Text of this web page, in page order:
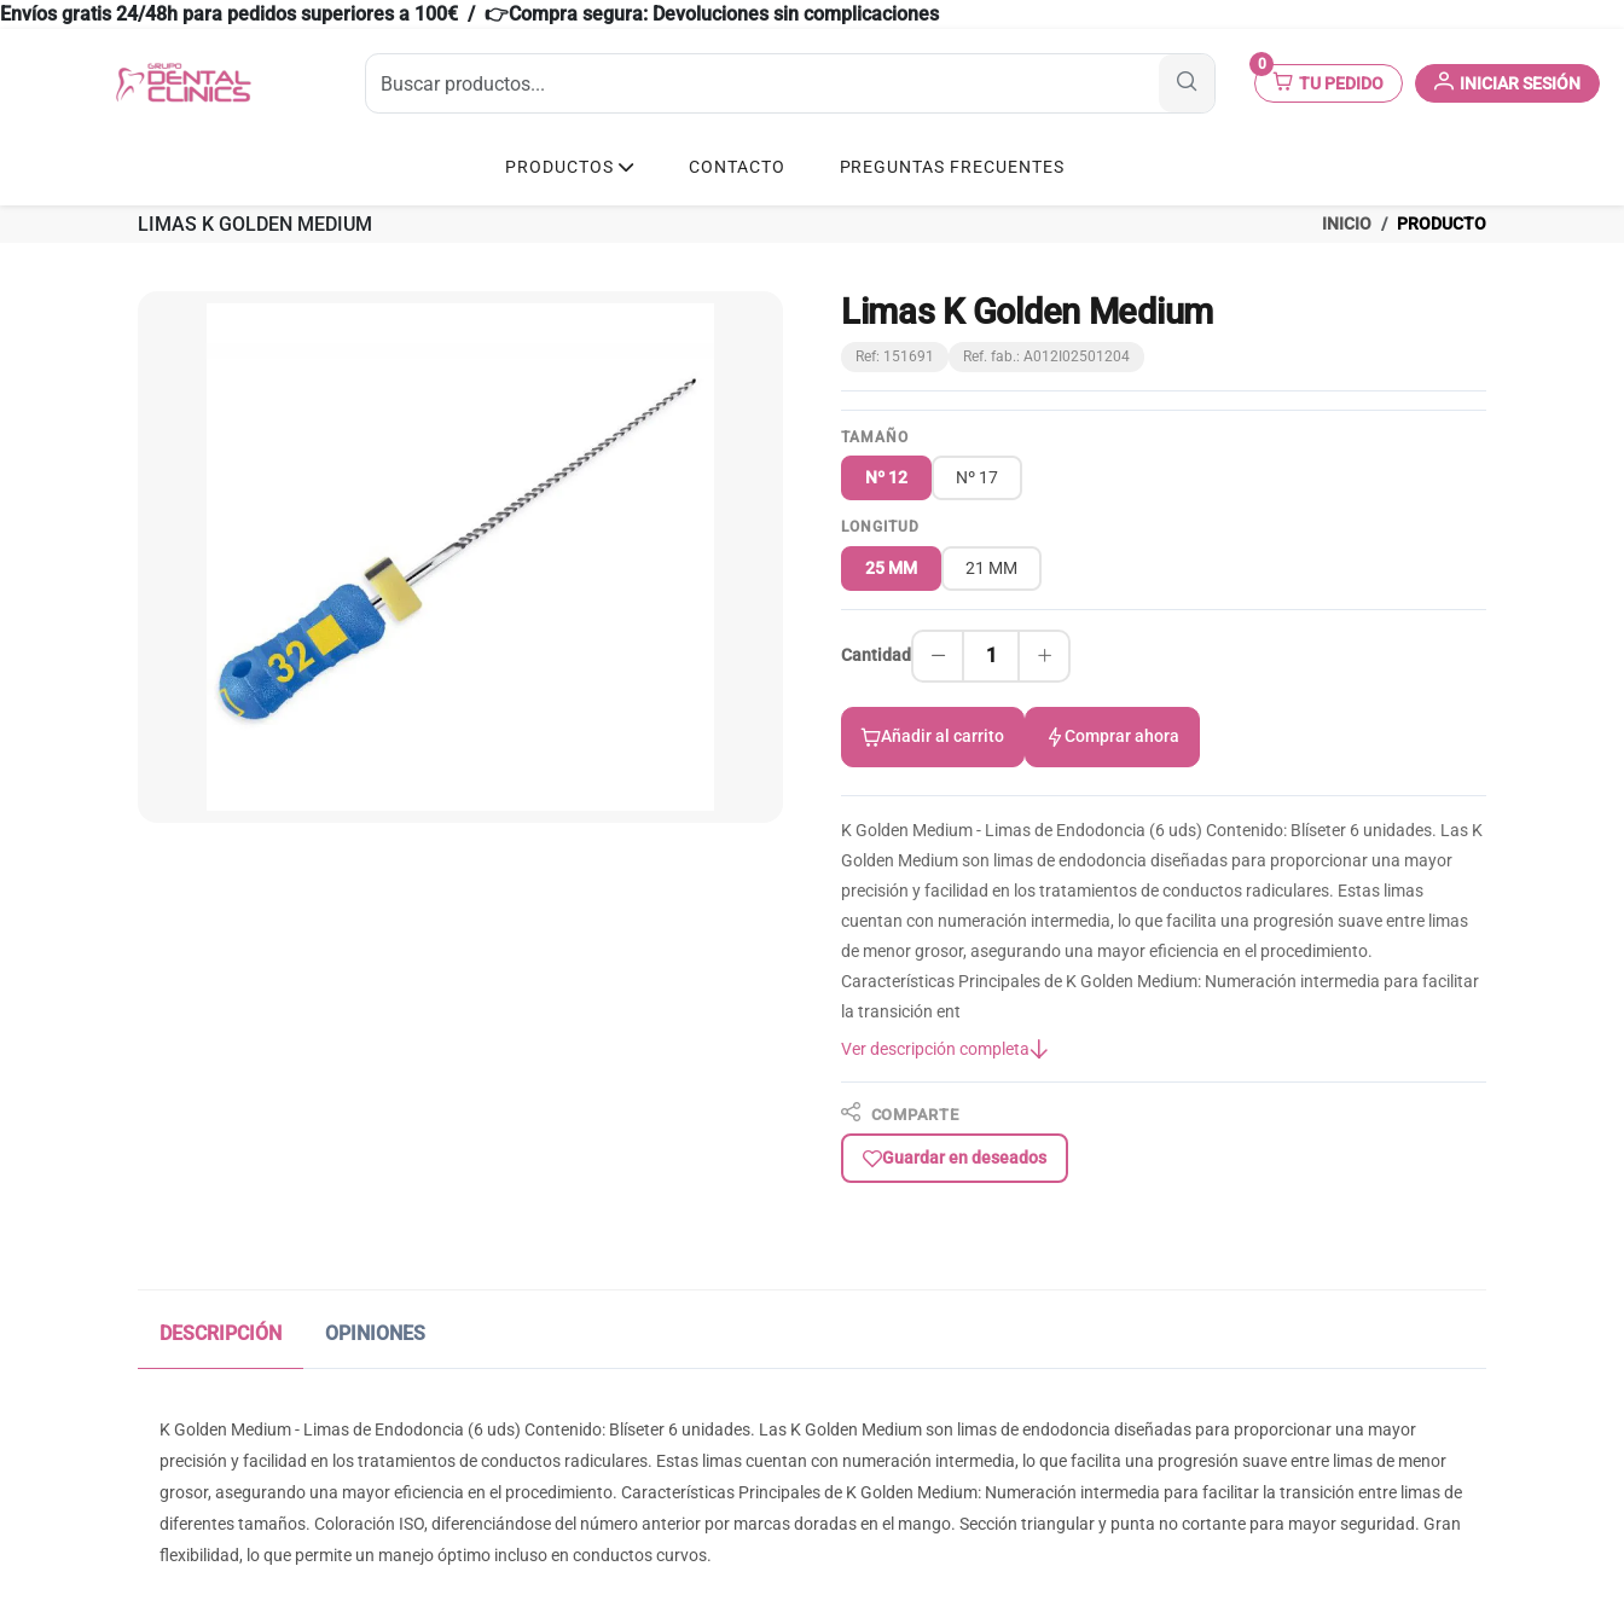
Envíos gratis 24/48h para pedidos superiores a 100€ / 👉Compra segura: Devoluciones sin complicaciones
0
TU PEDIDO INICIAR SESIÓN
PRODUCTOS CONTACTO PREGUNTAS FRECUENTES
LIMAS K GOLDEN MEDIUM INICIO PRODUCTO
Limas K Golden Medium
Ref: 151691 Ref. fab.: A012I02501204
TAMAÑO
Nº 12 Nº 17
LONGITUD
25 MM 21 MM
Cantidad 1
Añadir al carrito Comprar ahora
K Golden Medium - Limas de Endodoncia (6 uds) Contenido: Blíseter 6 unidades. Las K
Golden Medium son limas de endodoncia diseñadas para proporcionar una mayor
precisión y facilidad en los tratamientos de conductos radiculares. Estas limas
cuentan con numeración intermedia, lo que facilita una progresión suave entre limas
de menor grosor, asegurando una mayor eficiencia en el procedimiento.
Características Principales de K Golden Medium: Numeración intermedia para facilitar
la transición ent
Ver descripción completa
COMPARTE
Guardar en deseados
DESCRIPCIÓN OPINIONES
K Golden Medium - Limas de Endodoncia (6 uds) Contenido: Blíseter 6 unidades. Las K Golden Medium son limas de endodoncia diseñadas para proporcionar una mayor
precisión y facilidad en los tratamientos de conductos radiculares. Estas limas cuentan con numeración intermedia, lo que facilita una progresión suave entre limas de menor
grosor, asegurando una mayor eficiencia en el procedimiento. Características Principales de K Golden Medium: Numeración intermedia para facilitar la transición entre limas de
diferentes tamaños. Coloración ISO, diferenciándose del número anterior por marcas doradas en el mango. Sección triangular y punta no cortante para mayor seguridad. Gran
flexibilidad, lo que permite un manejo óptimo incluso en conductos curvos.